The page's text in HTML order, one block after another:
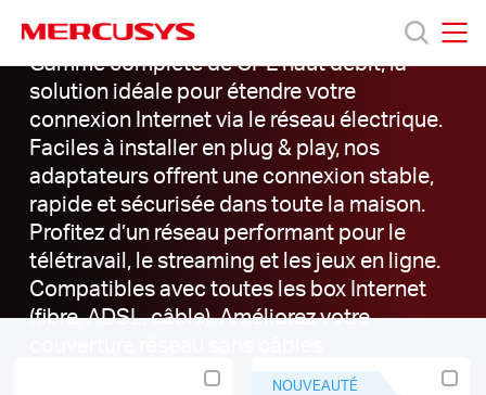
navigation
MERCUSYS
MERCUSYS
Produits
Support
propos
CPL
Gamme complète de CPL haut débit, la
solution idéale pour étendre votre
connexion Internet via le réseau électrique.
Faciles à installer en plug & play, nos
adaptateurs offrent une connexion stable,
rapide et sécurisée dans toute la maison.
Profitez d’un réseau performant pour le
télétravail, le streaming et les jeux en ligne.
Compatibles avec toutes les box Internet
(fibre, ADSL, câble). Améliorez votre
NOUVEAUTÉ